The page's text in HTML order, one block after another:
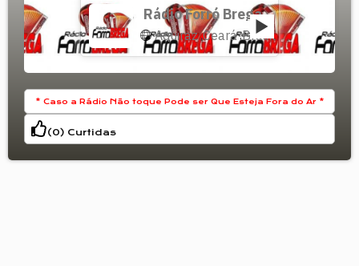
Rádio Forró Brega
Aquiraz,Ceará,Brasil
* Caso a Rádio Não toque Pode ser Que Esteja Fora do Ar *
(0) Curtidas